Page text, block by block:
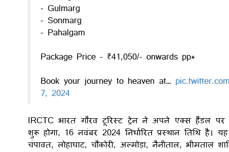
- Gulmarg
- Sonmarg
- Pahalgam
Package Price - ₹41,050/- onwards pp*
Book your journey to heaven at…
7, 2024
IRCTC भारत गौरव टूरिस्ट ट्रेन ने अपने एक्स हैंडल
शुरू होगा, 16 नवंबर 2024 निर्धारित प्रस्थान तिथि
चंपावत, लोहाघाट, चौकोरी, अल्मोड़ा, नैनीताल, भीमताल